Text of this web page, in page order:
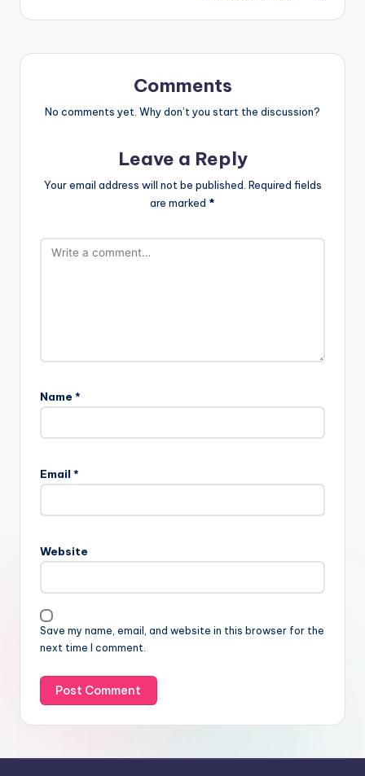
Comments
No comments yet. Why don’t you start the discussion?
Leave a Reply
Your email address will not be published. Required fields
are marked *
Name *
Email *
Website
Save my name, email, and website in this browser for the
next time I comment.